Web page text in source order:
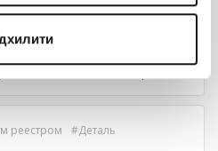
страница
(1)
реестром
Деталь